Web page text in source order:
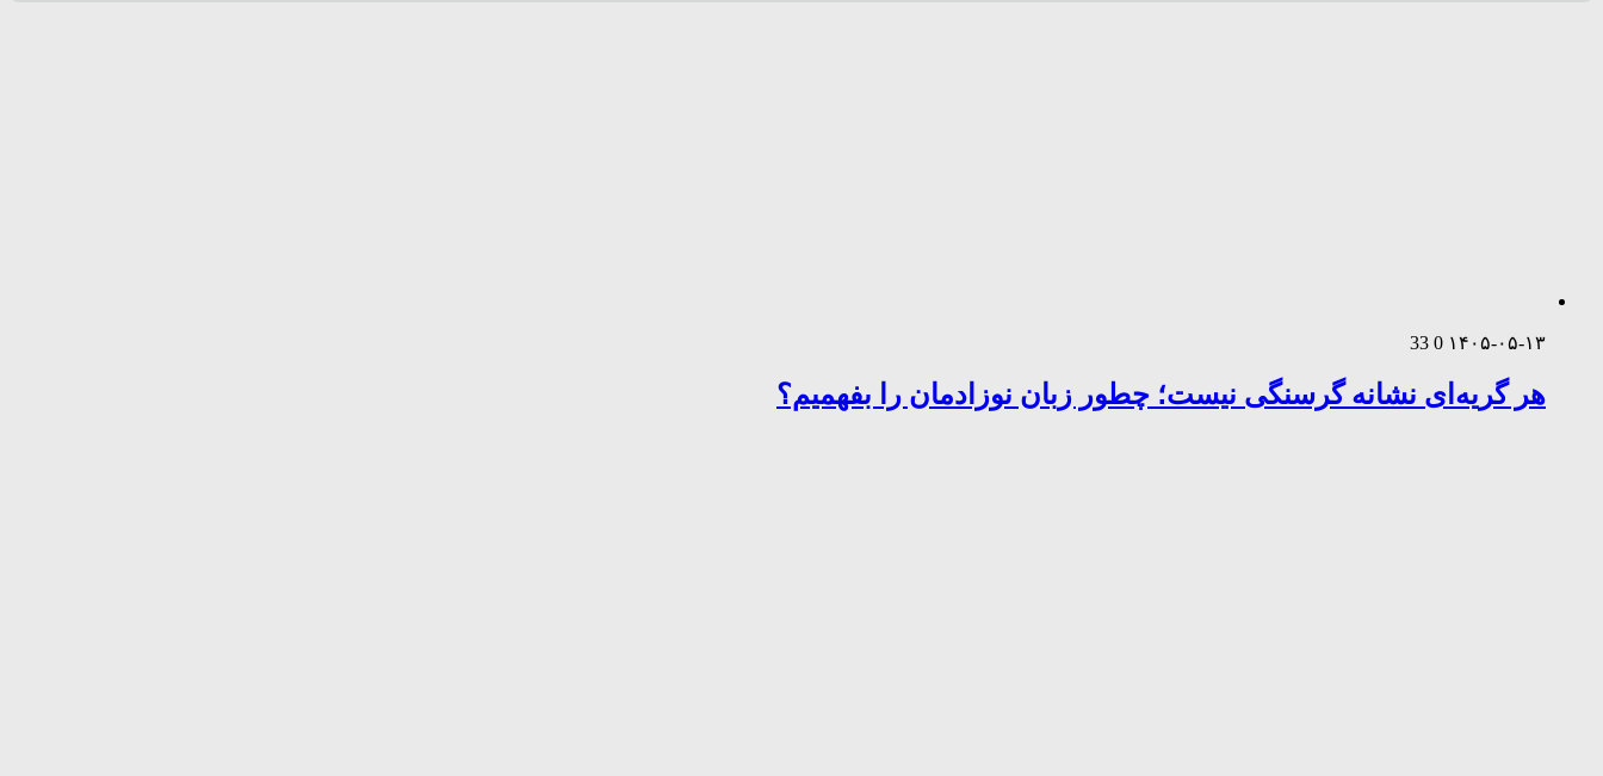
۱۴۰۵-۰۵-۱۳ 0
33
هر گریه‌ای نشانه گرسنگی نیست؛ چطور زبان نوزادمان را بفهمیم؟